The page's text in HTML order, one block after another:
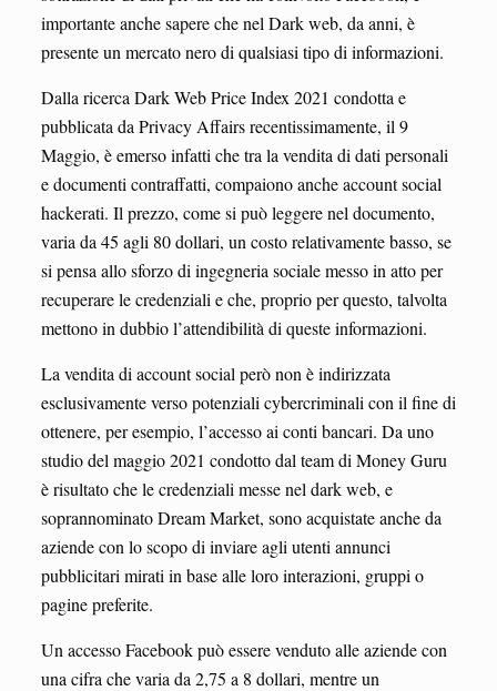
importante anche sapere che nel Dark web, da anni, è
presente un mercato nero di qualsiasi tipo di informazioni.
Dalla ricerca Dark Web Price Index 2021 condotta e
pubblicata da Privacy Affairs recentissimamente, il 9
Maggio, è emerso infatti che tra la vendita di dati personali
e documenti contraffatti, compaiono anche account social
hackerati. Il prezzo, come si può leggere nel documento,
varia da 45 agli 80 dollari, un costo relativamente basso, se
si pensa allo sforzo di ingegneria sociale messo in atto per
recuperare le credenziali e che, proprio per questo, talvolta
mettono in dubbio l’attendibilità di queste informazioni.
La vendita di account social però non è indirizzata
esclusivamente verso potenziali cybercriminali con il fine di
ottenere, per esempio, l’accesso ai conti bancari. Da uno
studio del maggio 2021 condotto dal team di Money Guru
è risultato che le credenziali messe nel dark web, e
soprannominato Dream Market, sono acquistate anche da
aziende con lo scopo di inviare agli utenti annunci
pubblicitari mirati in base alle loro interazioni, gruppi o
pagine preferite.
Un accesso Facebook può essere venduto alle aziende con
una cifra che varia da 2,75 a 8 dollari, mentre un